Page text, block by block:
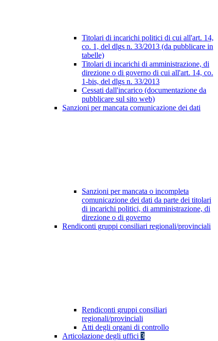
Titolari di incarichi politici di cui all'art. 14,
co. 1, del dlgs n. 33/2013 (da pubblicare in
tabelle)
Titolari di incarichi di amministrazione, di
direzione o di governo di cui all'art. 14, co.
1-bis, del dlgs n. 33/2013
Cessati dall'incarico (documentazione da
pubblicare sul sito web)
Sanzioni per mancata comunicazione dei dati
Sanzioni per mancata o incompleta
comunicazione dei dati da parte dei titolari
di incarichi politici, di amministrazione, di
direzione o di governo
Rendiconti gruppi consiliari regionali/provinciali
Rendiconti gruppi consiliari
regionali/provinciali
Atti degli organi di controllo
Articolazione degli uffici 3